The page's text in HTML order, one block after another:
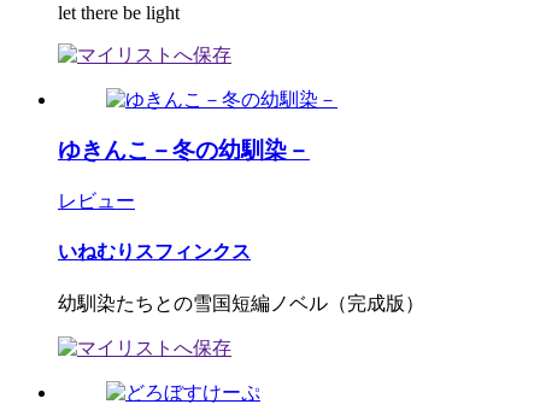
let there be light
ゆきんこ－冬の幼馴染－
レビュー
いねむりスフィンクス
幼馴染たちとの雪国短編ノベル（完成版）